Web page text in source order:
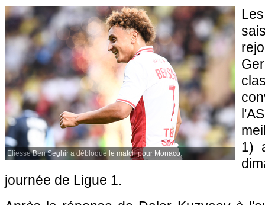
Eliesse Ben Seghir a débloqué le match pour Monaco.
1)
journée de Ligue 1.